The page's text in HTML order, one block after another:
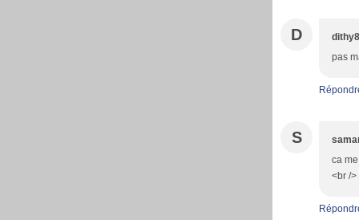
D
pas
S
ca
<br /